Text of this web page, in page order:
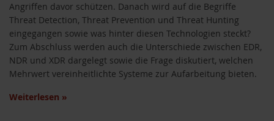
Angriffen davor schützen. Danach wird auf die Begriffe
Threat Detection, Threat Prevention und Threat Hunting
eingegangen sowie was hinter diesen Technologien steckt?
Zum Abschluss werden auch die Unterschiede zwischen EDR,
NDR und XDR dargelegt sowie die Frage diskutiert, welchen
Mehrwert vereinheitlichte Systeme zur Aufarbeitung bieten.
Weiterlesen »